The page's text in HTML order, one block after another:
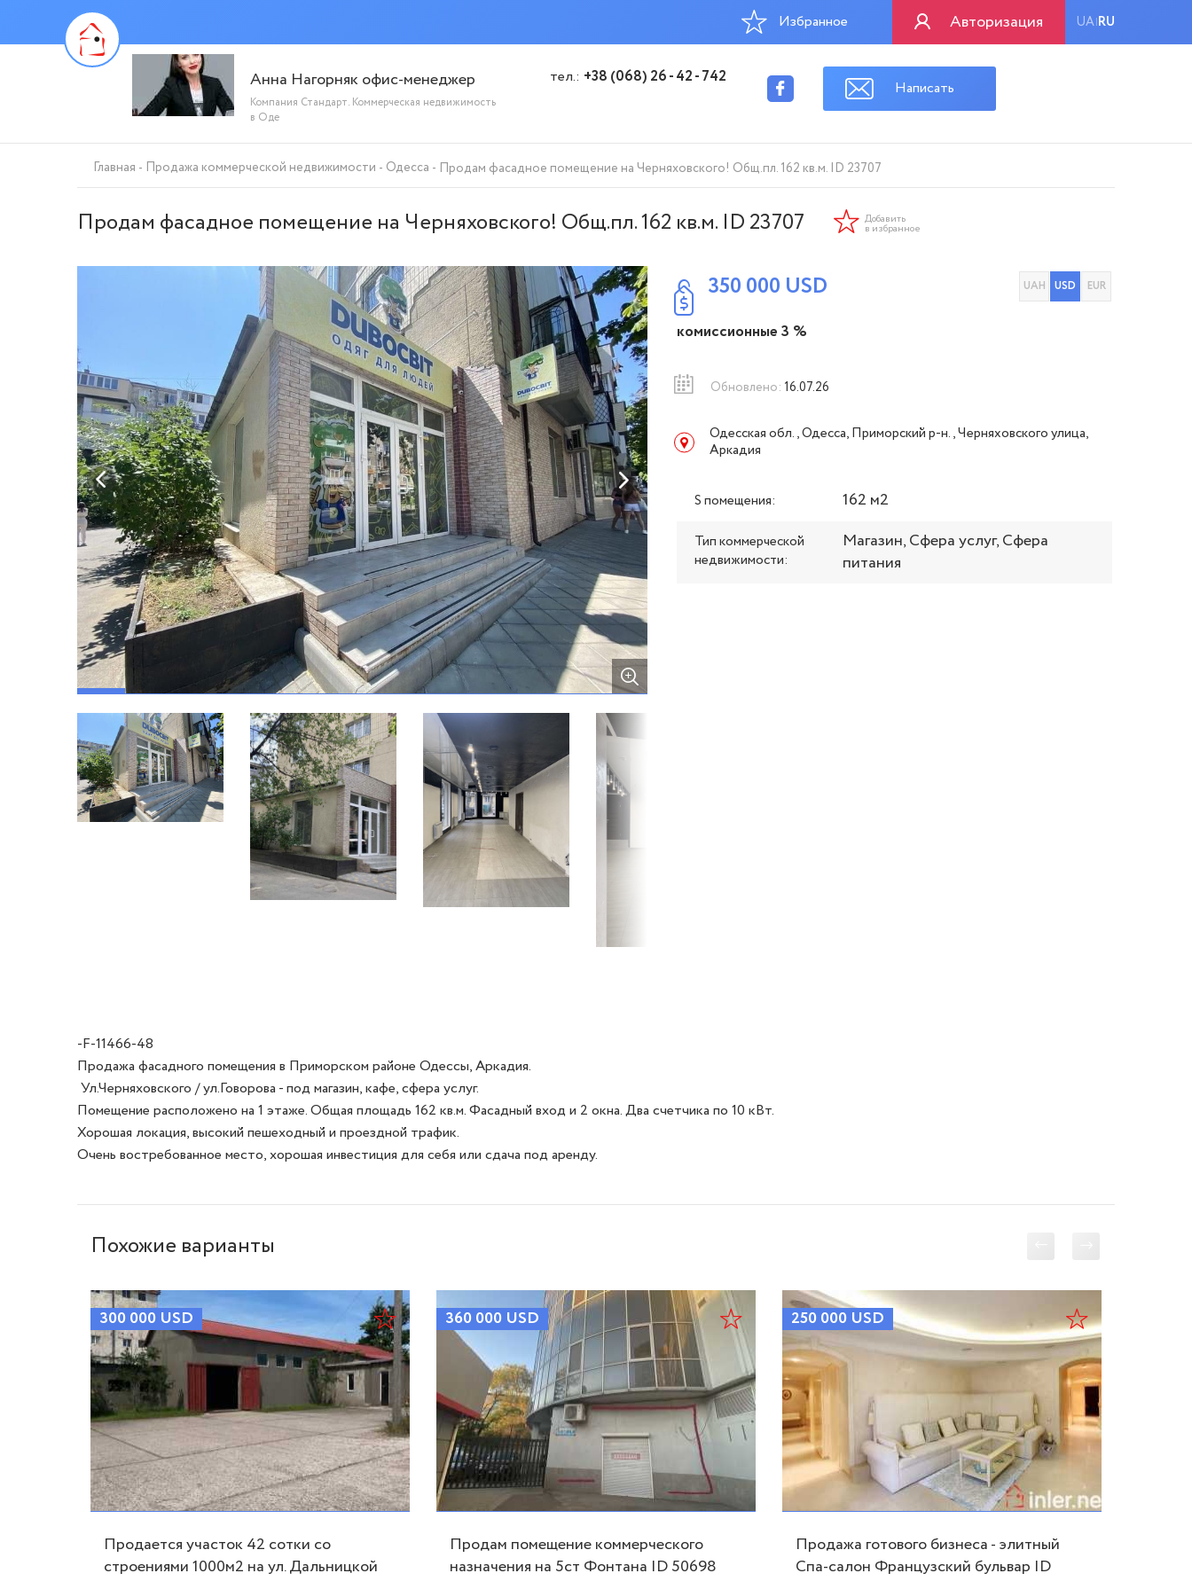
Авторизация UA|RU
Избранное
Анна Нагорняк офис-менеджер
Компания Стандарт. Коммерческая недвижимость
в Оде
тел.: +38 (068) 26 - 42 - 742
Написать
Главная Продажа коммерческой недвижимости Одесса Продам фасадное помещение на Черняховского! Общ.пл. 162 кв.м. ID 23707
Продам фасадное помещение на Черняховского! Общ.пл. 162 кв.м. ID 23707 Добавить
в избранное
350 000 USD UAH USD EUR
комиссионные 3 %
Обновлено: 16.07.26
Одесская обл., Одесса, Приморский р-н., Черняховского улица,
Аркадия
S помещения: 162 м2
Тип коммерческой
недвижимости:
Магазин, Сфера услуг, Сфера
питания
-F-11466-48
Продажа фасадного помещения в Приморском районе Одессы, Аркадия.
Помещение расположено на 1 этаже. Общая площадь 162 кв.м. Фасадный вход и 2 окна. Два счетчика по 10 кВт.
Хорошая локация, высокий пешеходный и проездной трафик.
Очень востребованное место, хорошая инвестиция для себя или сдача под аренду.
Похожие варианты
300 000 USD
Продается участок 42 сотки со
строениями 1000м2 на ул. Дальницкой
360 000 USD
Продам помещение коммерческого
назначения на 5ст Фонтана ID 50698
250 000 USD
Продажа готового бизнеса - элитный
Спа-салон Французский бульвар ID